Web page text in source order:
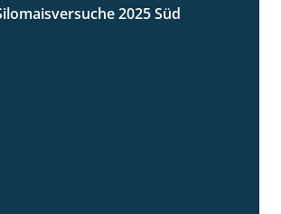
2025 Süd